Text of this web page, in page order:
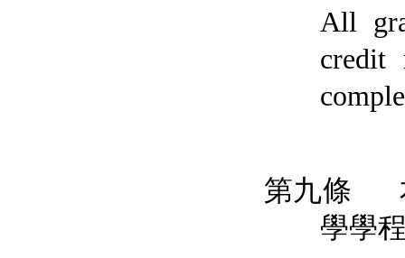
All
credit
第九條
學學